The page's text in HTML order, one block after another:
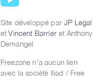
Site développé parJP Legal
etVincent Barrieret Anthony
Demangel
Freezone n'a aucun lien
avec la société Iliad / Free